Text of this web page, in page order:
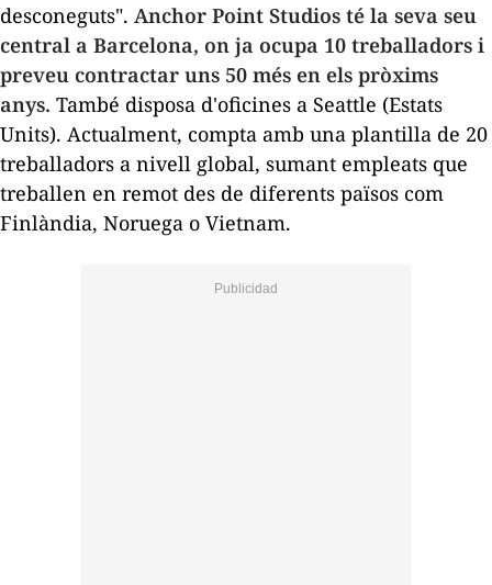
desconeguts". Anchor Point Studios té la seva seu
central a Barcelona, on ja ocupa 10 treballadors i
preveu contractar uns 50 més en els pròxims
anys. També disposa d'oficines a Seattle (Estats
Units). Actualment, compta amb una plantilla de 20
treballadors a nivell global, sumant empleats que
treballen en remot des de diferents països com
Finlàndia, Noruega o Vietnam.